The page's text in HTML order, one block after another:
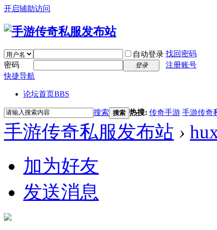
开启辅助访问
自动登录 找回密码
密码
登录
注册账号
快捷导航
论坛首页BBS
搜索 搜索 热搜: 传奇手游 手游传奇
手游传奇私服发布站 ›
加为好友
发送消息